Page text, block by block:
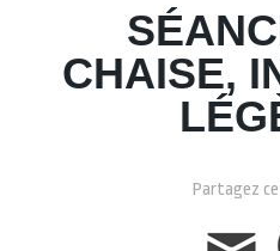
CHAISE,
Partagez